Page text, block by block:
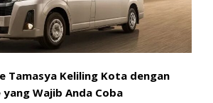
Tamasya Keliling Kota dengan
yang Wajib Anda Coba